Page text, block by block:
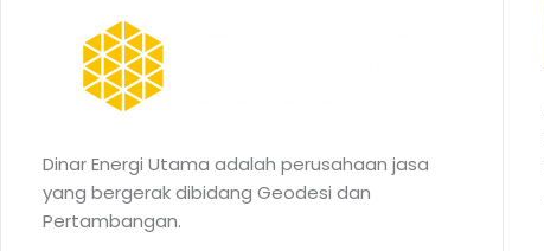
Dinar Energi Utama adalah perusahaan jasa
yang bergerak dibidang Geodesi dan
Pertambangan.